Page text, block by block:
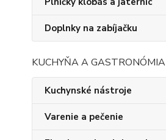
Doplnky na zabíjačku
KUCHYŇA A GASTRONÓMIA
Kuchynské nástroje
Varenie a pečenie